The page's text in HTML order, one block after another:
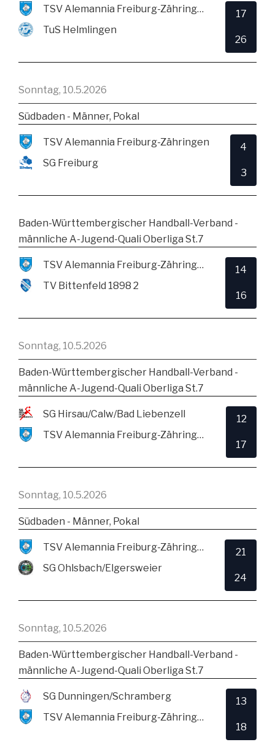
TSV Alemannia Freiburg-Zähringen
TuS Helmlingen
17
26
Sonntag, 10.5.2026
Südbaden - Männer, Pokal
TSV Alemannia Freiburg-Zähringen
SG Freiburg
4
3
Baden-Württembergischer Handball-Verband -
männliche A-Jugend-Quali Oberliga St.7
TSV Alemannia Freiburg-Zähringen
TV Bittenfeld 1898 2
14
16
Sonntag, 10.5.2026
Baden-Württembergischer Handball-Verband -
männliche A-Jugend-Quali Oberliga St.7
SG Hirsau/Calw/Bad Liebenzell
TSV Alemannia Freiburg-Zähringen
12
17
Sonntag, 10.5.2026
Südbaden - Männer, Pokal
TSV Alemannia Freiburg-Zähringen
SG Ohlsbach/Elgersweier
21
24
Sonntag, 10.5.2026
Baden-Württembergischer Handball-Verband -
männliche A-Jugend-Quali Oberliga St.7
SG Dunningen/Schramberg
TSV Alemannia Freiburg-Zähringen
13
18